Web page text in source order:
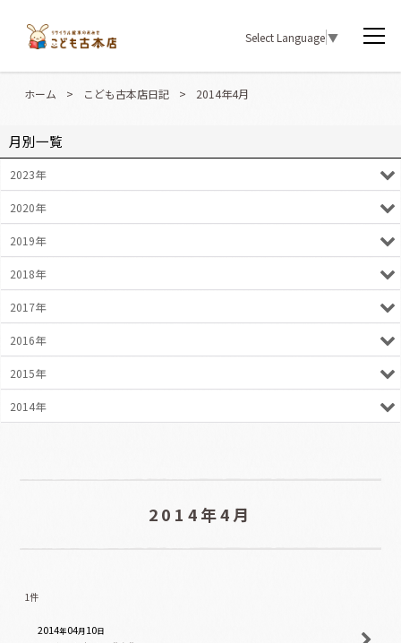
Select Language▼
ホーム > こども古本店日記 > 2014年4月
2014年4月
1件
2014年04月10日
月別一覧
2023年
2020年
2019年
2018年
2017年
2016年
2015年
2014年